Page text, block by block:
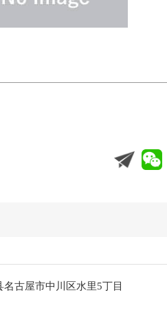
名古屋市中川区水里5丁目